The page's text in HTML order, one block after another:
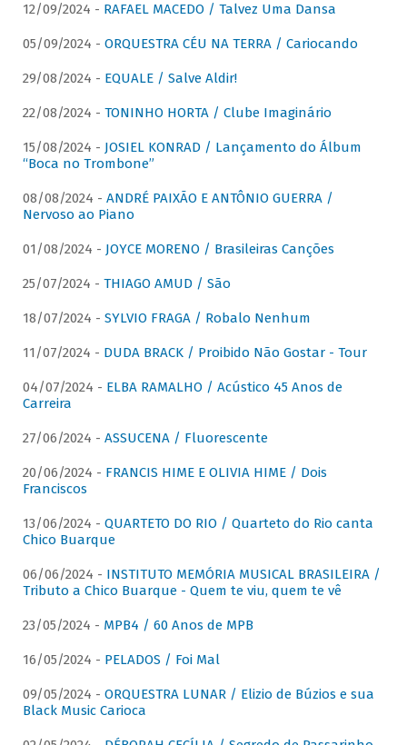
12/09/2024 - RAFAEL MACEDO / Talvez Uma Dansa
05/09/2024 - ORQUESTRA CÉU NA TERRA / Cariocando
29/08/2024 - EQUALE / Salve Aldir!
22/08/2024 - TONINHO HORTA / Clube Imaginário
15/08/2024 - JOSIEL KONRAD / Lançamento do Álbum
“Boca no Trombone”
08/08/2024 - ANDRÉ PAIXÃO E ANTÔNIO GUERRA /
Nervoso ao Piano
01/08/2024 - JOYCE MORENO / Brasileiras Canções
25/07/2024 - THIAGO AMUD / São
18/07/2024 - SYLVIO FRAGA / Robalo Nenhum
11/07/2024 - DUDA BRACK / Proibido Não Gostar - Tour
04/07/2024 - ELBA RAMALHO / Acústico 45 Anos de
Carreira
27/06/2024 - ASSUCENA / Fluorescente
20/06/2024 - FRANCIS HIME E OLIVIA HIME / Dois
Franciscos
13/06/2024 - QUARTETO DO RIO / Quarteto do Rio canta
Chico Buarque
06/06/2024 - INSTITUTO MEMÓRIA MUSICAL BRASILEIRA /
Tributo a Chico Buarque - Quem te viu, quem te vê
23/05/2024 - MPB4 / 60 Anos de MPB
16/05/2024 - PELADOS / Foi Mal
09/05/2024 - ORQUESTRA LUNAR / Elizio de Búzios e sua
Black Music Carioca